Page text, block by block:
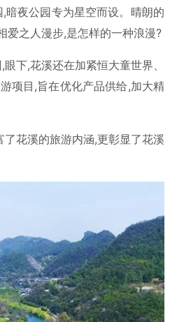
暗夜公园专为星空而设。晴朗的
爱之人漫步,是怎样的一种浪漫?
下,花溪还在加紧恒大童世界、
项目,旨在优化产品供给,加大精
花溪的旅游内涵,更彰显了花溪